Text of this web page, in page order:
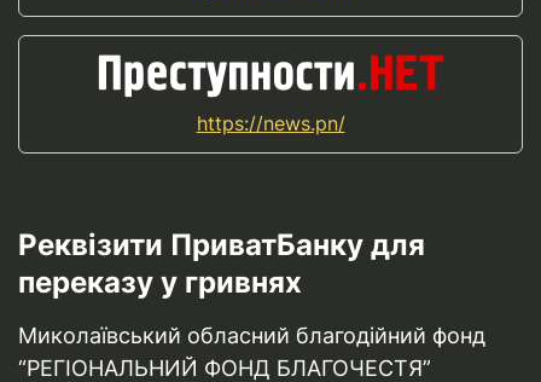
https://news.pn/
Реквізити ПриватБанку для
переказу у гривнях
Миколаївський обласний благодійний фонд
“РЕГІОНАЛЬНИЙ ФОНД БЛАГОЧЕСТЯ”